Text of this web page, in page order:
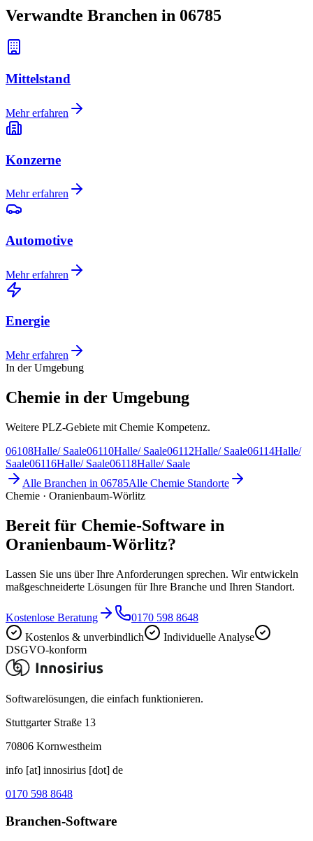
Verwandte Branchen in 06785
Mittelstand
Mehr erfahren
Konzerne
Mehr erfahren
Automotive
Mehr erfahren
Energie
Mehr erfahren
In der Umgebung
Chemie in der Umgebung
Weitere PLZ-Gebiete mit Chemie Kompetenz.
06108Halle/ Saale06110Halle/ Saale06112Halle/ Saale06114Halle/
Saale06116Halle/ Saale06118Halle/ Saale
Alle Branchen in 06785Alle Chemie Standorte
Chemie · Oranienbaum-Wörlitz
Bereit für Chemie-Software in
Oranienbaum-Wörlitz?
Lassen Sie uns über Ihre Anforderungen sprechen. Wir entwickeln
maßgeschneiderte Lösungen für Ihre Branche und Ihren Standort.
Kostenlose Beratung
0170 598 8648
Kostenlos & unverbindlich
Individuelle Analyse
DSGVO-konform
Softwarelösungen, die einfach funktionieren.
Stuttgarter Straße 13
70806 Kornwestheim
info [at] innosirius [dot] de
0170 598 8648
Branchen-Software